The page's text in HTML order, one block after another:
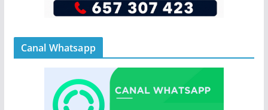
Canal Whatsapp